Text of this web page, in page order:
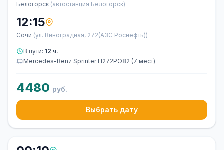
Белогорск (автостанция Белогорск)
12:15
Сочи (ул. Виноградная, 272(АЗС Роснефть))
В пути: 12 ч.
Mercedes-Benz Sprinter Н272РО82 (7 мест)
4480 руб.
Выбрать дату